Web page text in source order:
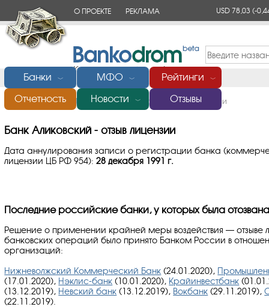
О ПРОЕКТЕ РЕКЛАМА USD 78,03(-
Банки ﹀ МФО ﹀ Рейтинги ﹀
Отчетность Новости ﹀ Отзывы
Главная/Банки России/Аликовский Отзыв лицензии
Банк Аликовский - отзыв лицензии
Дата аннулирования записи о регистрации банка
лицензии ЦБ РФ 954):28 декабря 1991 г.
Последние российские банки, у которых была
Решение о применении крайней меры воздействия — отзыве
банковских операций было принято Банком России в
организаций:
Нижневолжский Коммерческий Банк (24.01.2020),
(17.01.2020), Нэклис-банк (10.01.2020), Крайинвестбанк
(13.12.2019), Невский банк (13.12.2019), Вокбанк (29.11.2019),
(22.11.2019).